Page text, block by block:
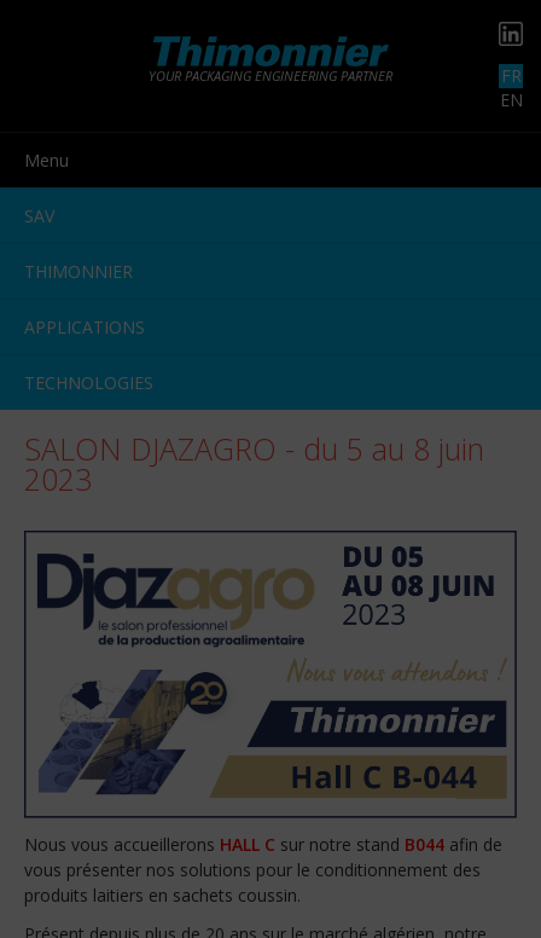
FR
EN
YOUR PACKAGING ENGINEERING PARTNER
Menu
SAV
THIMONNIER
APPLICATIONS
TECHNOLOGIES
SALON DJAZAGRO - du 5 au 8 juin
2023
Nous vous accueillerons HALL C sur notre stand B044 afin de
vous présenter nos solutions pour le conditionnement des
produits laitiers en sachets coussin.